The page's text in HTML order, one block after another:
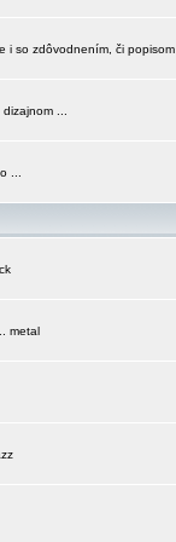
i so zdôvodnením, či
...
...
metal